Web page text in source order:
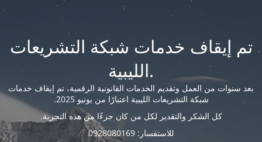
تم إيقاف خدمات شبكة التشريعات
الليبية.
بعد سنوات من العمل وتقديم الخدمات القانونية الرقمية، تم إيقاف خدمات
شبكة التشريعات الليبية اعتبارًا من يونيو 2025.
كل الشكر والتقدير لكل من كان جزءًا من هذه التجربة.
للاستفسار: 0928080169